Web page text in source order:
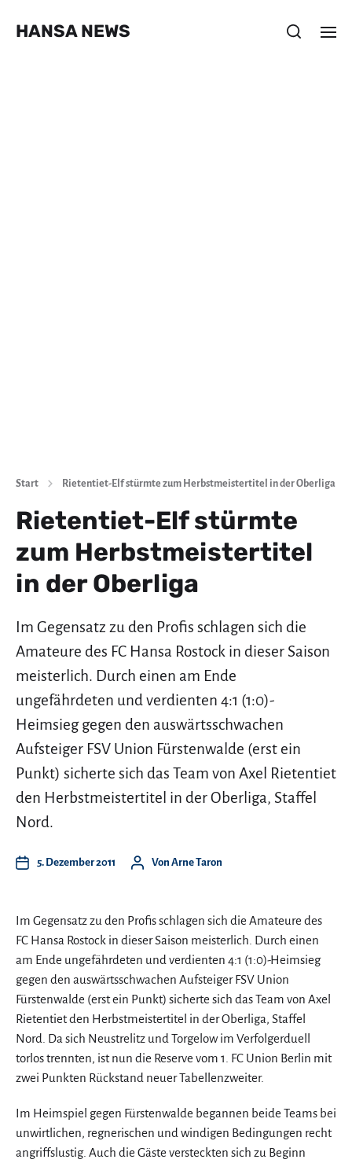
HANSA NEWS
Start Rietentiet-Elf stürmte zum Herbstmeistertitel in der Oberliga
Rietentiet-Elf stürmte
zum Herbstmeistertitel
in der Oberliga
Im Gegensatz zu den Profis schlagen sich die
Amateure des FC Hansa Rostock in dieser Saison
meisterlich. Durch einen am Ende
ungefährdeten und verdienten 4:1 (1:0)-
Heimsieg gegen den auswärtsschwachen
Aufsteiger FSV Union Fürstenwalde (erst ein
Punkt) sicherte sich das Team von Axel Rietentiet
den Herbstmeistertitel in der Oberliga, Staffel
Nord.
5. Dezember 2011 Von Arne Taron
Im Gegensatz zu den Profis schlagen sich die Amateure des
FC Hansa Rostock in dieser Saison meisterlich. Durch einen
am Ende ungefährdeten und verdienten 4:1 (1:0)-Heimsieg
gegen den auswärtsschwachen Aufsteiger FSV Union
Fürstenwalde (erst ein Punkt) sicherte sich das Team von Axel
Rietentiet den Herbstmeistertitel in der Oberliga, Staffel
Nord. Da sich Neustrelitz und Torgelow im Verfolgerduell
torlos trennten, ist nun die Reserve vom 1. FC Union Berlin mit
zwei Punkten Rückstand neuer Tabellenzweiter.
Im Heimspiel gegen Fürstenwalde begannen beide Teams bei
unwirtlichen, regnerischen und windigen Bedingungen recht
angriffslustig. Auch die Gäste versteckten sich zu Beginn